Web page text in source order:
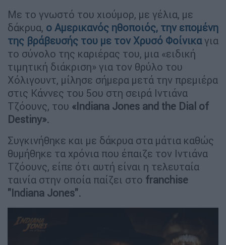
Με το γνωστό του χιούμορ, με γέλια, με
δάκρυα, ο Αμερικανός ηθοποιός, την επομένη
της βράβευσής του με τον Χρυσό Φοίνικαγια
το σύνολο της καριέρας του, μια «ειδική
τιμητική διάκριση» για τον θρύλο του
Χόλιγουντ, μίλησε σήμερα μετά την πρεμιέρα
στις Κάννες του 5ου στη σειρά Ιντιάνα
Τζόουνς, του «Indiana Jones and the Dial of
Destiny».
Συγκινήθηκε και με δάκρυα στα μάτια καθώς
θυμήθηκε τα χρόνια που έπαιζε τον Ιντιάνα
Τζόουνς, είπε ότι αυτή είναι η τελευταία
ταινία στην οποία παίζει στο franchise
"Indiana Jones".